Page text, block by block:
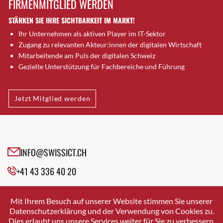
Brugg AG
Brütten
Bubendorf
Bubikon
Buchs (SG)
Bäretswil
Bülach
Cazis
Crissier
Davos Platz
Dierikon
Dietikon
FIRMENMITGLIED WERDEN
STÄRKEN SIE IHRE SICHTBARKEIT IM MARKT!
Ihr Unternehmen als aktiven Player im IT-Sektor
Zugang zu relevanten Akteur:innen der digitalen Wirtschaft
Mitarbeitende am Puls der digitalen Schweiz
Gezielte Unterstützung für Fachbereiche und Führung
Jetzt Mitglied werden
INFO@SWISSICT.CH
+41 43 336 40 20
SWISSICT
VULKANSTRASSE 120
8048 ZURICH
Mit Ihrem Besuch auf unserer Website stimmen Sie unserer
Datenschutzerklärung und der Verwendung von Cookies zu.
Dies erlaubt uns unsere Services weiter für Sie zu verbessern.